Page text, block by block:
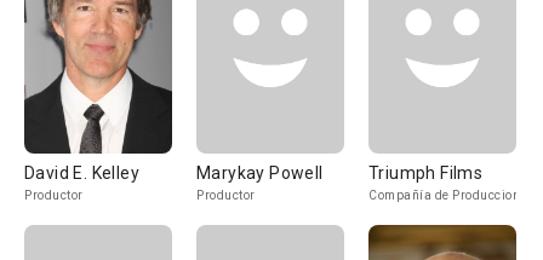
David E. Kelley
Productor
Marykay Powell
Productor
Triumph Films
Compañía de Produccion